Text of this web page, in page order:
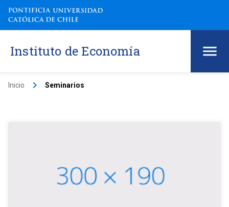
Instituto de Economía
Inicio keyboard_arrow_right Seminarios